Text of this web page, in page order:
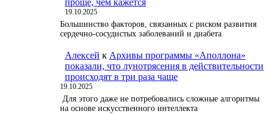
19.10.2025
Большинство факторов, связанных с риском развития
сердечно-сосудистых заболеваний и диабета
Алексей к Архивы программы «Аполлона»
показали, что лунотрясения в действительности
происходят в три раза чаще
19.10.2025
Для этого даже не потребовались сложные алгоритмы
на основе искусственного интеллекта